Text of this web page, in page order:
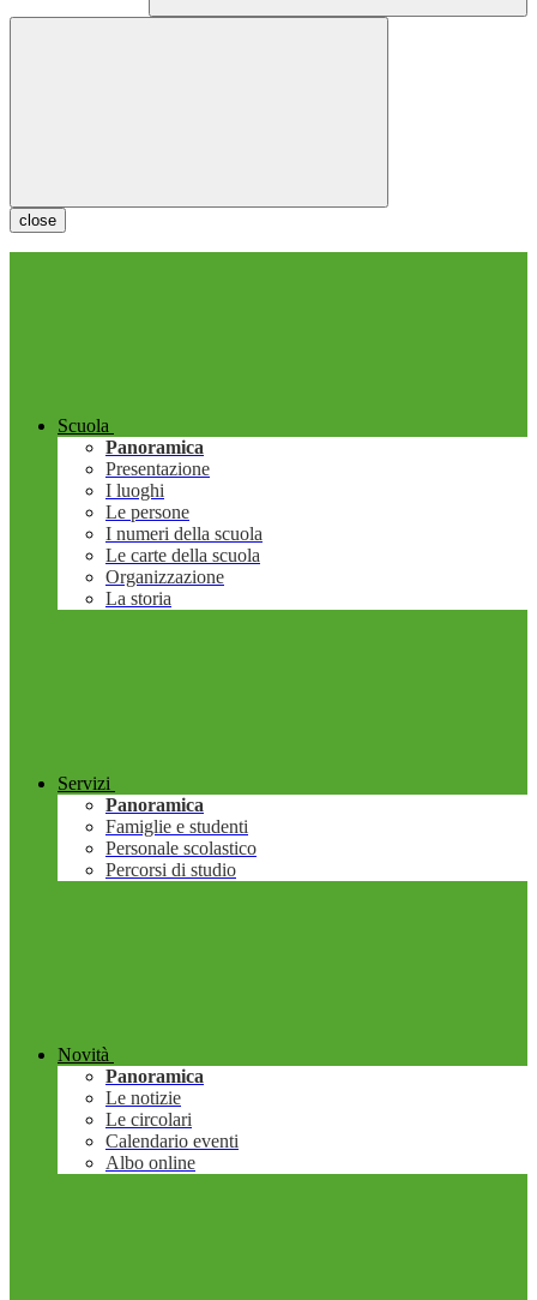
close
Scuola
Panoramica
Presentazione
I luoghi
Le persone
I numeri della scuola
Le carte della scuola
Organizzazione
La storia
Servizi
Panoramica
Famiglie e studenti
Personale scolastico
Percorsi di studio
Novità
Panoramica
Le notizie
Le circolari
Calendario eventi
Albo online